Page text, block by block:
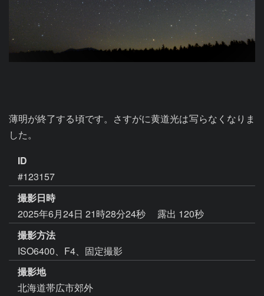
薄明が終了する頃です。さすがに黄道光は写らなくなりま
した。
ID
#123157
撮影日時
2025年6月24日 21時28分24秒
露出 120秒
撮影方法
ISO6400、F4、固定撮影
撮影地
北海道帯広市郊外